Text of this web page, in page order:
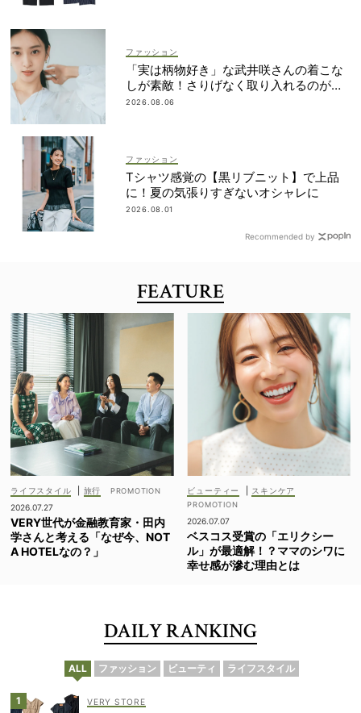
ファッション
「実は柄物好き」な武井咲さんの着こな
しが素敵！さりげなく取り入れるのが気
分
2026.08.06
ファッション
Tシャツ感覚の【黒リブニット】で上品
に！夏の気張りすぎないオシャレに
2026.08.01
Recommended by
FEATURE
ライフスタイル
旅行
2026.07.27
VERY世代が金融教育家・田内
学さんと考える「なぜ今、NOT
A HOTELなの？」
ビューティー スキンケア
2026.07.07
ベスコス受賞の「エリクシー
ル」が最適解！？ママのシワに
幸せ感が滲む理由とは
DAILY RANKING
ALL ファッション ビューティ ライフスタイル
VERY STORE